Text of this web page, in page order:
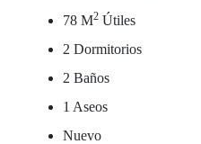
78 M2 Útiles
2 Dormitorios
2 Baños
1 Aseos
Nuevo